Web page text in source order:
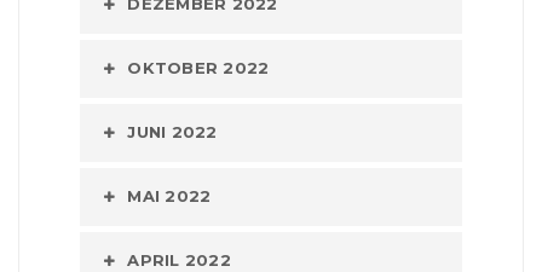
OKTOBER 2022
JUNI 2022
MAI 2022
APRIL 2022